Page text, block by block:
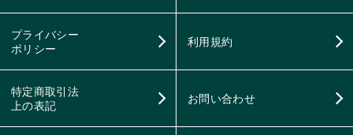
プライバシー
ポリシー
利用規約
特定商取引法
上の表記
お問い合わせ